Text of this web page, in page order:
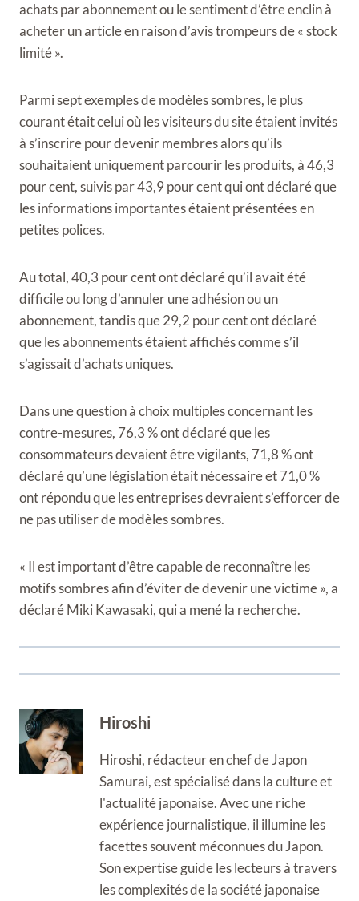
achats par abonnement ou le sentiment d’être enclin à
acheter un article en raison d’avis trompeurs de « stock
limité ».
Parmi sept exemples de modèles sombres, le plus
courant était celui où les visiteurs du site étaient invités
à s’inscrire pour devenir membres alors qu’ils
souhaitaient uniquement parcourir les produits, à 46,3
pour cent, suivis par 43,9 pour cent qui ont déclaré que
les informations importantes étaient présentées en
petites polices.
Au total, 40,3 pour cent ont déclaré qu’il avait été
difficile ou long d’annuler une adhésion ou un
abonnement, tandis que 29,2 pour cent ont déclaré
que les abonnements étaient affichés comme s’il
s’agissait d’achats uniques.
Dans une question à choix multiples concernant les
contre-mesures, 76,3 % ont déclaré que les
consommateurs devaient être vigilants, 71,8 % ont
déclaré qu’une législation était nécessaire et 71,0 %
ont répondu que les entreprises devraient s’efforcer de
ne pas utiliser de modèles sombres.
« Il est important d’être capable de reconnaître les
motifs sombres afin d’éviter de devenir une victime », a
déclaré Miki Kawasaki, qui a mené la recherche.
Hiroshi
Hiroshi, rédacteur en chef de Japon
Samurai, est spécialisé dans la culture et
l'actualité japonaise. Avec une riche
expérience journalistique, il illumine les
facettes souvent méconnues du Japon.
Son expertise guide les lecteurs à travers
les complexités de la société japonaise